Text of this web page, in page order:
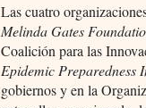
Las cuatro
Melinda Gates
Coalición para las
Epidemic Preparedness
gobiernos y en la